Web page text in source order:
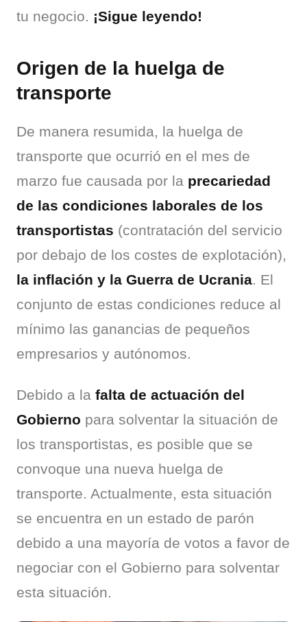
tu negocio. ¡Sigue leyendo!
Origen de la huelga de
transporte
De manera resumida, la huelga de
transporte que ocurrió en el mes de
marzo fue causada por la precariedad
de las condiciones laborales de los
transportistas (contratación del servicio
la inflación y la Guerra de Ucrania. El
conjunto de estas condiciones reduce al
mínimo las ganancias de pequeños
empresarios y autónomos.
Debido a la falta de actuación del
Gobierno para solventar la situación de
los transportistas, es posible que se
convoque una nueva huelga de
transporte. Actualmente, esta situación
se encuentra en un estado de parón
debido a una mayoría de votos a favor de
negociar con el Gobierno para solventar
esta situación.